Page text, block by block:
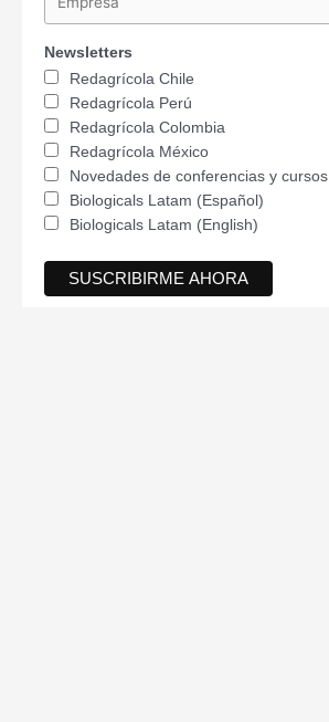
Newsletters
Redagrícola Chile
Redagrícola Perú
Redagrícola Colombia
Redagrícola México
Novedades de conferencias y cursos
Biologicals Latam (Español)
Biologicals Latam (English)